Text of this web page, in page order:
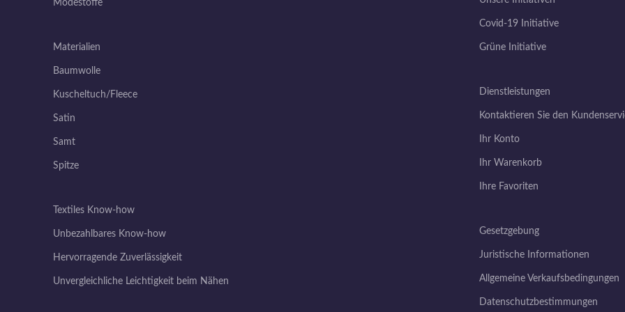
Modestoffe
Materialien
Baumwolle
Kuscheltuch/Fleece
Satin
Samt
Spitze
Textiles Know-how
Unbezahlbares Know-how
Hervorragende Zuverlässigkeit
Unvergleichliche Leichtigkeit beim Nähen
Covid-19 Initiative
Grüne Initiative
Dienstleistungen
Kontaktieren Sie den
Ihr Konto
Ihr Warenkorb
Ihre Favoriten
Gesetzgebung
Juristische Informationen
Allgemeine Verkaufsbedingungen
Datenschutzbestimmungen